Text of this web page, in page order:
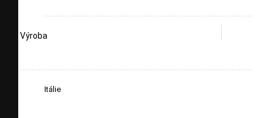
Výroba
Itálie